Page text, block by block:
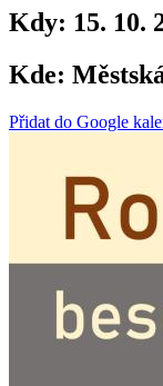
Kdy: 15. 10.
Kde:
Přidat do Google